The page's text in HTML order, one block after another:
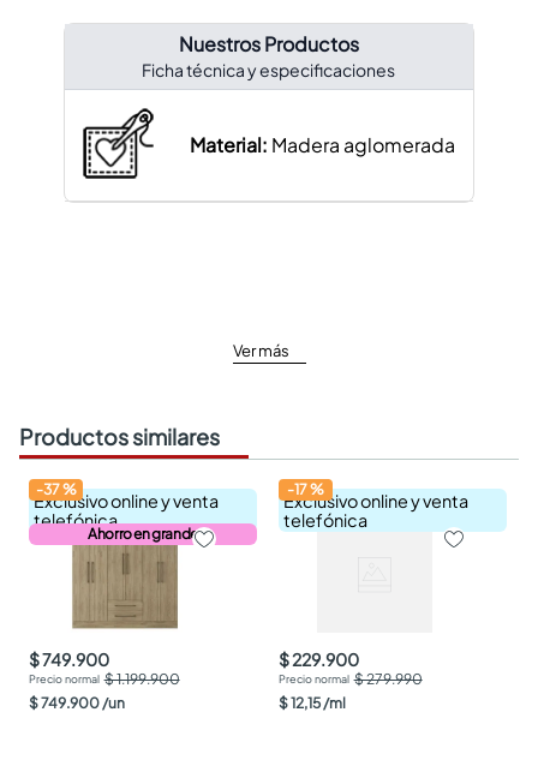
Nuestros Productos
Ficha técnica y especificaciones
Material: Madera aglomerada
Ver más
Productos similares
Exclusivo online y venta
telefónica
Ahorro en grande
-37%
$ 749.900
$ 1.199.900
$749.900 /un
Exclusivo online y venta
telefónica
-17%
$ 229.900
$ 279.990
$12,15 /ml